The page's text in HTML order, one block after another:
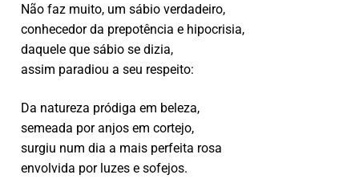
Não faz muito, um sábio verdadeiro,
conhecedor da prepotência e hipocrisia,
daquele que sábio se dizia,
assim paradiou a seu respeito:
Da natureza pródiga em beleza,
semeada por anjos em cortejo,
surgiu num dia a mais perfeita rosa
envolvida por luzes e sofejos.